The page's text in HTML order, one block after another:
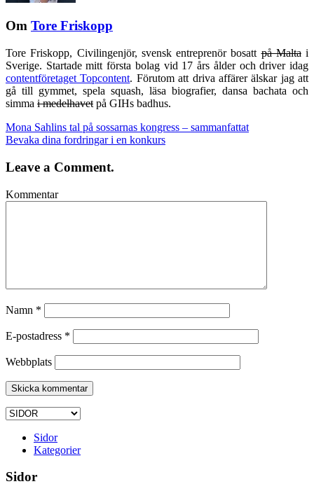
Om Tore Friskopp
Tore Friskopp, Civilingenjör, svensk entreprenör bosattpå Maltai
Sverige. Startade mitt första bolag vid 17 års ålder och driver idag
contentföretaget Topcontent. Förutom att driva affärer älskar jag att
gå till gymmet, spela squash, läsa biografier, dansa bachata och
simma i medelhavet på GIHs badhus.
Mona Sahlins tal på sossarnas kongress – sammanfattat
Bevaka dina fordringar i en konkurs
Leave a Comment.
Kommentar
Namn *
E-postadress *
Webbplats
Sidor
Kategorier
Sidor